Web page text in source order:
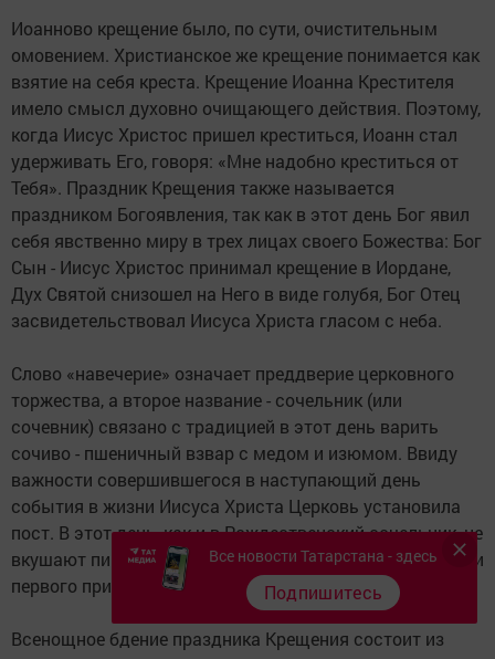
Иоанново крещение было, по сути, очистительным
омовением. Христианское же крещение понимается как
взятие на себя креста. Крещение Иоанна Крестителя
имело смысл духовно очищающего действия. Поэтому,
когда Иисус Христос пришел креститься, Иоанн стал
удерживать Его, говоря: «Мне надобно креститься от
Тебя». Праздник Крещения также называется
праздником Богоявления, так как в этот день Бог явил
себя явственно миру в трех лицах своего Божества: Бог
Сын - Иисус Христос принимал крещение в Иордане,
Дух Святой снизошел на Него в виде голубя, Бог Отец
засвидетельствовал Иисуса Христа гласом с неба.
Слово «навечерие» означает преддверие церковного
торжества, а второе название - сочельник (или
сочевник) связано с традицией в этот день варить
сочиво - пшеничный взвар с медом и изюмом. Ввиду
важности совершившегося в наступающий день
события в жизни Иисуса Христа Церковь установила
пост. В этот день, как и в Рождественский сочельник, не
вкушают пищу до выноса свечи после литургии утром и
первого причащения крещенской воды.
Всенощное бдение праздника Крещения состоит из
Все новости Татарстана - здесь
Подпишитесь